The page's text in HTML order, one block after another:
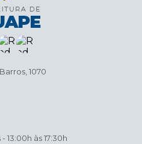
1070
13:00h às 17:30h